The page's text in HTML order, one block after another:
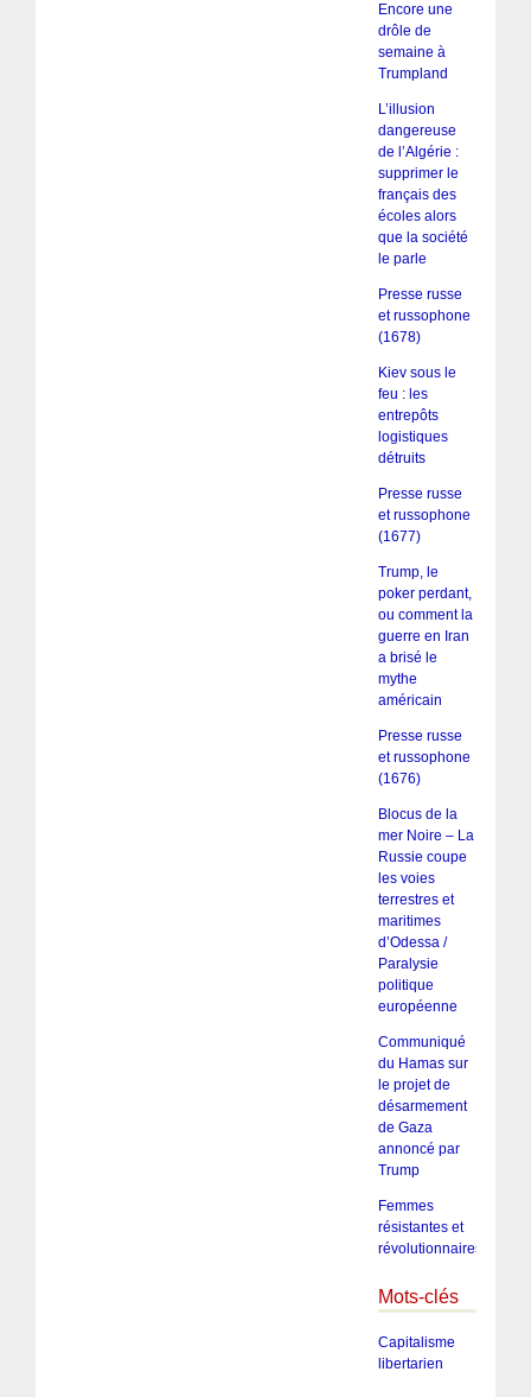
Encore une
drôle de
semaine à
Trumpland
L’illusion
dangereuse
de l’Algérie :
supprimer le
français des
écoles alors
que la société
le parle
Presse russe
et russophone
(1678)
Kiev sous le
feu : les
entrepôts
logistiques
détruits
Presse russe
et russophone
(1677)
Trump, le
poker perdant,
ou comment la
guerre en Iran
a brisé le
mythe
américain
Presse russe
et russophone
(1676)
Blocus de la
mer Noire – La
Russie coupe
les voies
terrestres et
maritimes
d’Odessa /
Paralysie
politique
européenne
Communiqué
du Hamas sur
le projet de
désarmement
de Gaza
annoncé par
Trump
Femmes
résistantes et
révolutionnaires
Mots-clés
Capitalisme
libertarien